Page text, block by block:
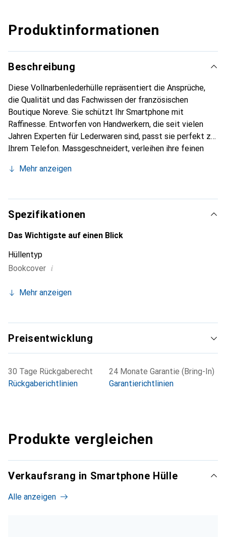
Produktinformationen
Beschreibung
Diese Vollnarbenlederhülle repräsentiert die Ansprüche,
die Qualität und das Fachwissen der französischen
Boutique Noreve. Sie schützt Ihr Smartphone mit
Raffinesse. Entworfen von Handwerkern, die seit vielen
Jahren Experten für Lederwaren sind, passt sie perfekt zu
Ihrem Telefon. Massgeschneidert, verleihen ihre feinen
und integralen Accessoire Ihres Smartphones. International
Noreve eine sichere Wahl für eine anspruchsvolle Klientel.
Mehr anzeigen
Spezifikationen
Das Wichtigste auf einen Blick
Hüllentyp
Bookcover i
Mehr anzeigen
Preisentwicklung
30 Tage Rückgaberecht
Rückgaberichtlinien
24 Monate Garantie (Bring-In)
Garantierichtlinien
Produkte vergleichen
Verkaufsrang in Smartphone Hülle
Alle anzeigen